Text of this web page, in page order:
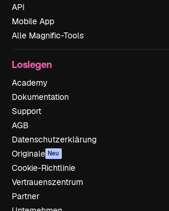
API
Mobile App
Alle Magnific-Tools
Loslegen
Academy
Dokumentation
Support
AGB
Datenschutzerklärung
Originale Neu
Cookie-Richtlinie
Vertrauenszentrum
Partner